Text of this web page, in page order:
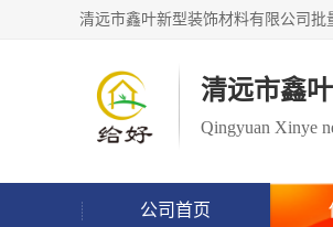
清远市鑫
Qingyuan Xinye
公司首页